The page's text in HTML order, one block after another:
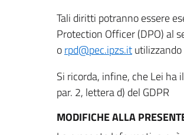
Tali diritti potranno essere
Protection Officer (DPO) al
orpd@pec.ipzs.it
Si ricorda, infine, che Lei ha
par. 2, lettera d) del GDPR
MODIFICHE ALLA